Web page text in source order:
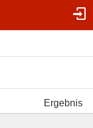
Ergebnis